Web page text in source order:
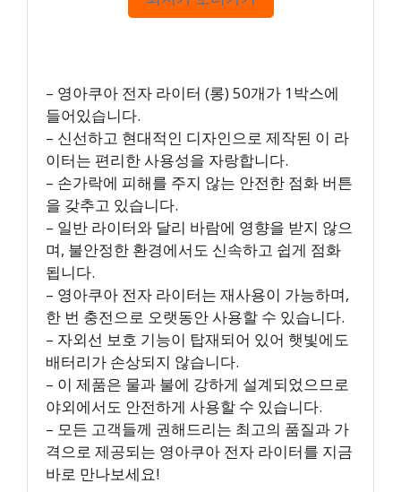
– 영아쿠아 전자 라이터 (롱) 50개가 1박스에
들어있습니다.
– 신선하고 현대적인 디자인으로 제작된 이 라
이터는 편리한 사용성을 자랑합니다.
– 손가락에 피해를 주지 않는 안전한 점화 버튼
을 갖추고 있습니다.
– 일반 라이터와 달리 바람에 영향을 받지 않으
며, 불안정한 환경에서도 신속하고 쉽게 점화
됩니다.
– 영아쿠아 전자 라이터는 재사용이 가능하며,
한 번 충전으로 오랫동안 사용할 수 있습니다.
– 자외선 보호 기능이 탑재되어 있어 햇빛에도
배터리가 손상되지 않습니다.
– 이 제품은 물과 불에 강하게 설계되었으므로
야외에서도 안전하게 사용할 수 있습니다.
– 모든 고객들께 권해드리는 최고의 품질과 가
격으로 제공되는 영아쿠아 전자 라이터를 지금
바로 만나보세요!